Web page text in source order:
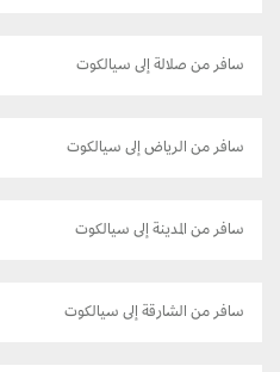
سافر من صلالة إلى سيالكوت
سافر من الرياض إلى سيالكوت
سافر من المدينة إلى سيالكوت
سافر من الشارقة إلى سيالكوت